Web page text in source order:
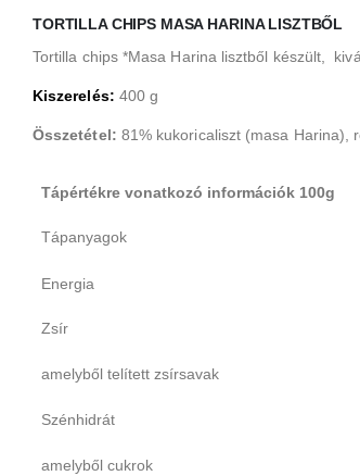
TORTILLA CHIPS MASA HARINA LISZTBŐL
Tortilla chips *Masa Harina lisztből készült,
Kiszerelés: 400 g
Összetétel: 81% kukoricaliszt (masa Harina),
Tápértékre vonatkozó információk 100g
Tápanyagok
Energia
Zsír
amelyből telített zsírsavak
Szénhidrát
amelyből cukrok